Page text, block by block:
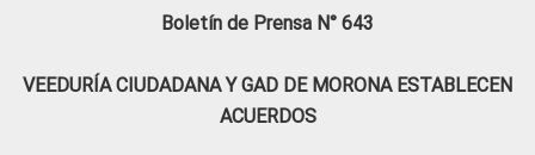
Boletín de Prensa N° 643
VEEDURÍA CIUDADANA Y GAD DE MORONA ESTABLECEN
ACUERDOS